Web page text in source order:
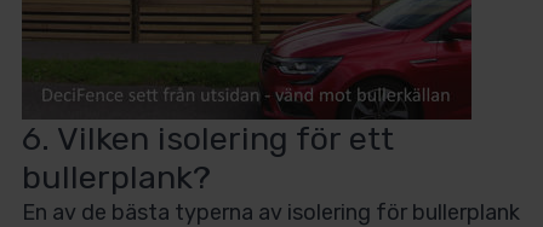
6. Vilken isolering för ett
bullerplank?
En av de bästa typerna av isolering för bullerplank